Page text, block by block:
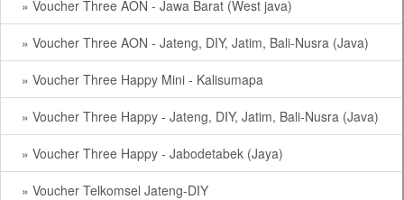
» Voucher Three AON - Jawa Barat (West java)
» Voucher Three AON - Jateng, DIY, Jatim, Bali-Nusra (Java)
» Voucher Three Happy Mini - Kalisumapa
» Voucher Three Happy - Jateng, DIY, Jatim, Bali-Nusra (Java)
» Voucher Three Happy - Jabodetabek (Jaya)
» Voucher Telkomsel Jateng-DIY